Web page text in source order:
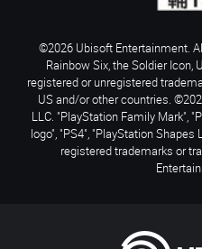
©2026 Ubisoft Entertainment.
Rainbow Six, the Soldier Icon,
registered or unregistered
US and/or other countries.
LLC. "PlayStation Family Mark",
logo", "PS4", "PlayStation
registered trademarks or